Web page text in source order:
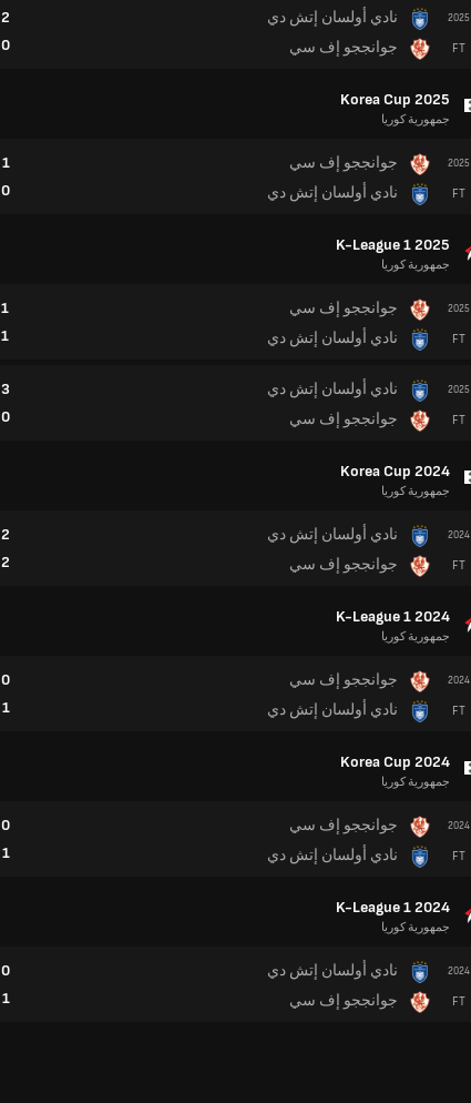
2025
FT
نادي أولسان إتش دي
جوانججو إف سي
2
0
Korea Cup 2025
جمهورية كوريا
2025
FT
جوانججو إف سي
نادي أولسان إتش دي
1
0
K-League 1 2025
جمهورية كوريا
2025
FT
جوانججو إف سي
نادي أولسان إتش دي
1
1
2025
FT
نادي أولسان إتش دي
جوانججو إف سي
3
0
Korea Cup 2024
جمهورية كوريا
2024
FT
نادي أولسان إتش دي
جوانججو إف سي
2
2
K-League 1 2024
جمهورية كوريا
2024
FT
جوانججو إف سي
نادي أولسان إتش دي
0
1
Korea Cup 2024
جمهورية كوريا
2024
FT
جوانججو إف سي
نادي أولسان إتش دي
0
1
K-League 1 2024
جمهورية كوريا
2024
FT
نادي أولسان إتش دي
جوانججو إف سي
0
1